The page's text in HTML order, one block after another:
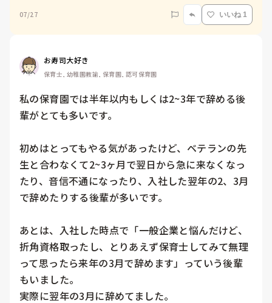
07/27 いいね 1
お寿司大好き
保育士, 幼稚園教諭, 保育園, 認可保育園
私の保育園では半年以内もしくは2~3年で辞める後
輩がとても多いです。
初めはとってもやる気があったけど、ベテランの先
生と合わなくて2~3ヶ月で翌日から急に来なくなっ
たり、音信不通になったり、入社した翌年の2、3月
で辞めたりする後輩が多いです。
あとは、入社した時点で「一般企業と悩んだけど、
折角資格取ったし、とりあえず保育士してみて無理
って思ったら来年の3月で辞めます」っていう後輩
もいました。
実際に翌年の3月に辞めてました。